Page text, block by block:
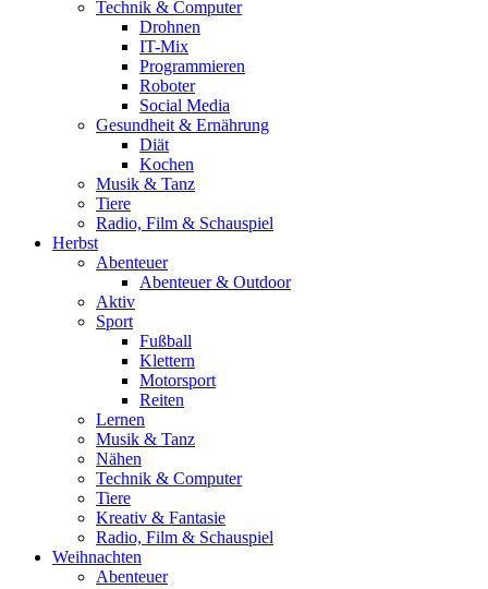
Technik & Computer
Drohnen
IT-Mix
Programmieren
Roboter
Social Media
Gesundheit & Ernährung
Diät
Kochen
Musik & Tanz
Tiere
Radio, Film & Schauspiel
Herbst
Abenteuer
Abenteuer & Outdoor
Aktiv
Sport
Fußball
Klettern
Motorsport
Reiten
Lernen
Musik & Tanz
Nähen
Technik & Computer
Tiere
Kreativ & Fantasie
Radio, Film & Schauspiel
Weihnachten
Abenteuer